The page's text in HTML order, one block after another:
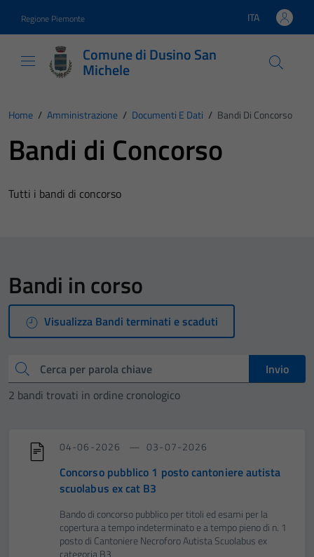
Regione Piemonte Lingua attiva:
ITA
Comune di Dusino San
Michele
Home / Amministrazione / Documenti E Dati / Bandi Di Concorso
Bandi di Concorso
Tutti i bandi di concorso
Bandi in corso
Visualizza Bandi terminati e scaduti
Cerca
Invio
2 bandi trovati in ordine cronologico
04-06-2026 03-07-2026
Concorso pubblico 1 posto cantoniere autista
scuolabus ex cat B3
Bando di concorso pubblico per titoli ed esami per la
copertura a tempo indeterminato e a tempo pieno di n. 1
posto di Cantoniere Necroforo Autista Scuolabus ex